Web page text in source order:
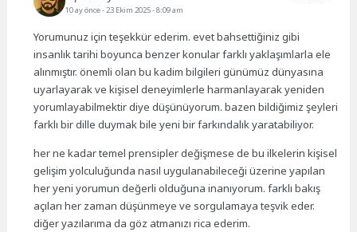
10 ay önce- 23 Ekim 2025 - 8:09 am
Yorumunuz için teşekkür ederim. evet bahsettiğiniz gibi
insanlık tarihi boyunca benzer konular farklı yaklaşımlarla ele
alınmıştır. önemli olan bu kadim bilgileri günümüz dünyasına
uyarlayarak ve kişisel deneyimlerle harmanlayarak yeniden
yorumlayabilmektir diye düşünüyorum. bazen bildiğimiz şeyleri
farklı bir dille duymak bile yeni bir farkındalık yaratabiliyor.
her ne kadar temel prensipler değişmese de bu ilkelerin kişisel
gelişim yolculuğunda nasıl uygulanabileceği üzerine yapılan
her yeni yorumun değerli olduğuna inanıyorum. farklı bakış
açıları her zaman düşünmeye ve sorgulamaya teşvik eder.
diğer yazılarıma da göz atmanızı rica ederim.